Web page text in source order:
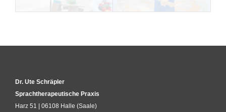
Dr. Ute Schräpler
Sprachtherapeutische Praxis
Harz 51 | 06108 Halle (Saale)